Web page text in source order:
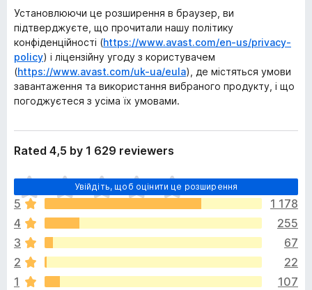
Установлюючи це розширення в браузер, ви
підтверджуєте, що прочитали нашу політику
конфіденційності (https://www.avast.com/en-us/privacy-
policy) і ліцензійну угоду з користувачем
(https://www.avast.com/uk-ua/eula), де містяться умови
завантаження та використання вибраного продукту, і що
погоджуєтеся з усіма їх умовами.
Rated 4,5 by 1 629 reviewers
Увійдіть, щоб оцінити це розширення
Щ
е
н
е
м
а
є
о
5
1 178
4
255
3
67
2
22
1
107